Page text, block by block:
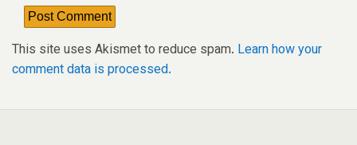
This site uses Akismet to reduce spam. Learn how your
comment data is processed.